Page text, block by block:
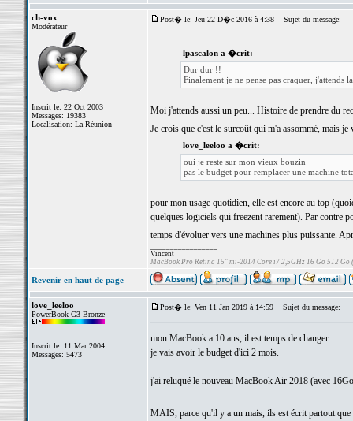
ch-vox
Modérateur
Inscrit le: 22 Oct 2003
Messages: 19383
Localisation: La Réunion
Post� le: Jeu 22 D�c 2016 à 4:38 Sujet du message:
lpascalon a �crit:
Dur dur !!
Finalement je ne pense pas craquer, j'attends
Moi j'attends aussi un peu... Histoire de prendre du
Je crois que c'est le surcoût qui m'a assommé, mais
love_leeloo a �crit:
oui je reste sur mon vieux bouzin
pas le budget pour remplacer une machine
pour mon usage quotidien, elle est encore au top
quelques logiciels qui freezent rarement). Par contre
temps d'évoluer vers une machines plus puissante.
Vincent
MacBook Pro Retina 15" mi-2014 Core i7 2,5GHz 16 Go 512 Go
Revenir en haut de page
love_leeloo
PowerBook G3 Bronze
Inscrit le: 11 Mar 2004
Messages: 5473
Post� le: Ven 11 Jan 2019 à 14:59 Sujet du message:
mon MacBook a 10 ans, il est temps de changer.
je vais avoir le budget d'ici 2 mois.
j'ai reluqué le nouveau MacBook Air 2018 (avec
MAIS, parce qu'il y a un mais, ils est écrit partout